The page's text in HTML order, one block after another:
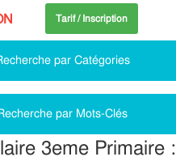
Tarif / Inscription
par Catégories
par Mots-Clés
3eme Primaire :